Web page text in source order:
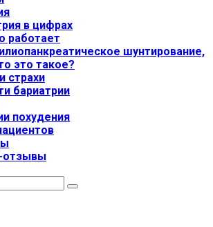
в цифрах
работает
шунтирование,
это такое?
страхи
бариатрии
похудения
отзывы